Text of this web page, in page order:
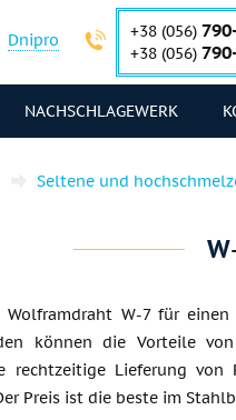
Dnipro +38 (056)
+38 (056)
NACHSCHLAGEWERK
Seltene und
W-7 für einen
können die Vorteile von
rechtzeitige Lieferung von
Preis ist die beste im